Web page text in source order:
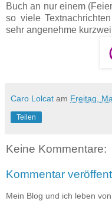
Buch an nur einem
so viele
sehr angenehme
Caro Lolcat am Freitag,
Teilen
Keine Kommentare:
Kommentar
Mein Blog und ich leben